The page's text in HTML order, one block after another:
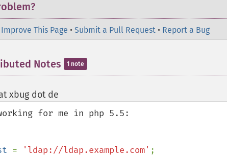
This Page • Submit a Pull Request • Report a Bug
Notes 1 note
xbug dot de
for me in php 5.5:
= 'ldap://ldap.example.com'